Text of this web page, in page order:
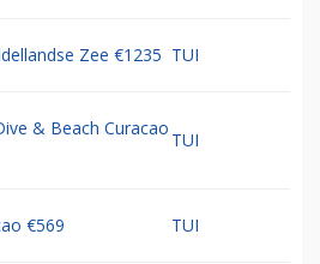
Zee €1235 TUI
& Beach Curacao
TUI
€569 TUI